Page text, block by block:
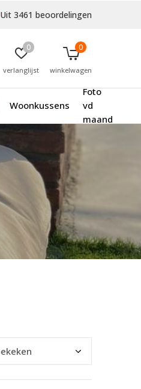
Woonkussens
Foto
vd
maand
verlanglijst
0
winkelwagen
0
Uit 3461 beoordelingen